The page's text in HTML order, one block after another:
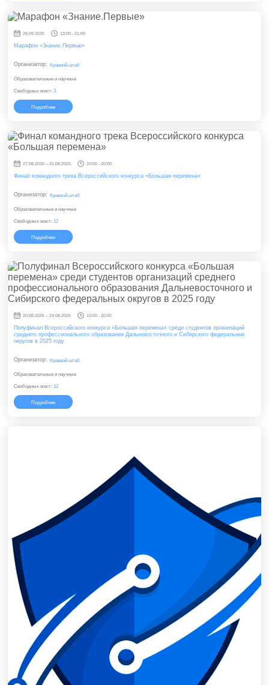
26.09.2025 13:00 - 21:00
Марафон «Знание.Первые»
Организатор: Краевой штаб
Образовательные и научные
Свободных мест: 3
Подробнее
27.08.2025 – 31.08.2025 10:00 - 20:00
Финал командного трека Всероссийского конкурса «Большая перемена»
Организатор: Краевой штаб
Образовательные и научные
Свободных мест: 12
Подробнее
20.08.2025 – 24.08.2025 10:00 - 20:00
Полуфинал Всероссийского конкурса «Большая перемена» среди студентов организаций
среднего профессионального образования Дальневосточного и Сибирского федеральных
округов в 2025 году
Организатор: Краевой штаб
Образовательные и научные
Свободных мест: 12
Подробнее